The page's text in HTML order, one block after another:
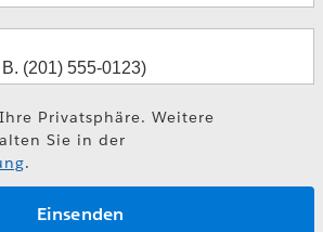
Privatsphäre. Weitere
Sie in der
.